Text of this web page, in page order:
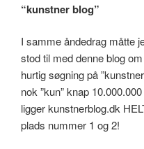
“kunstner blog”
I samme åndedrag måtte
stod til med denne blog
hurtig søgning på
nok ”kun” knap
ligger kunstnerblog.dk
plads nummer 1 og 2!